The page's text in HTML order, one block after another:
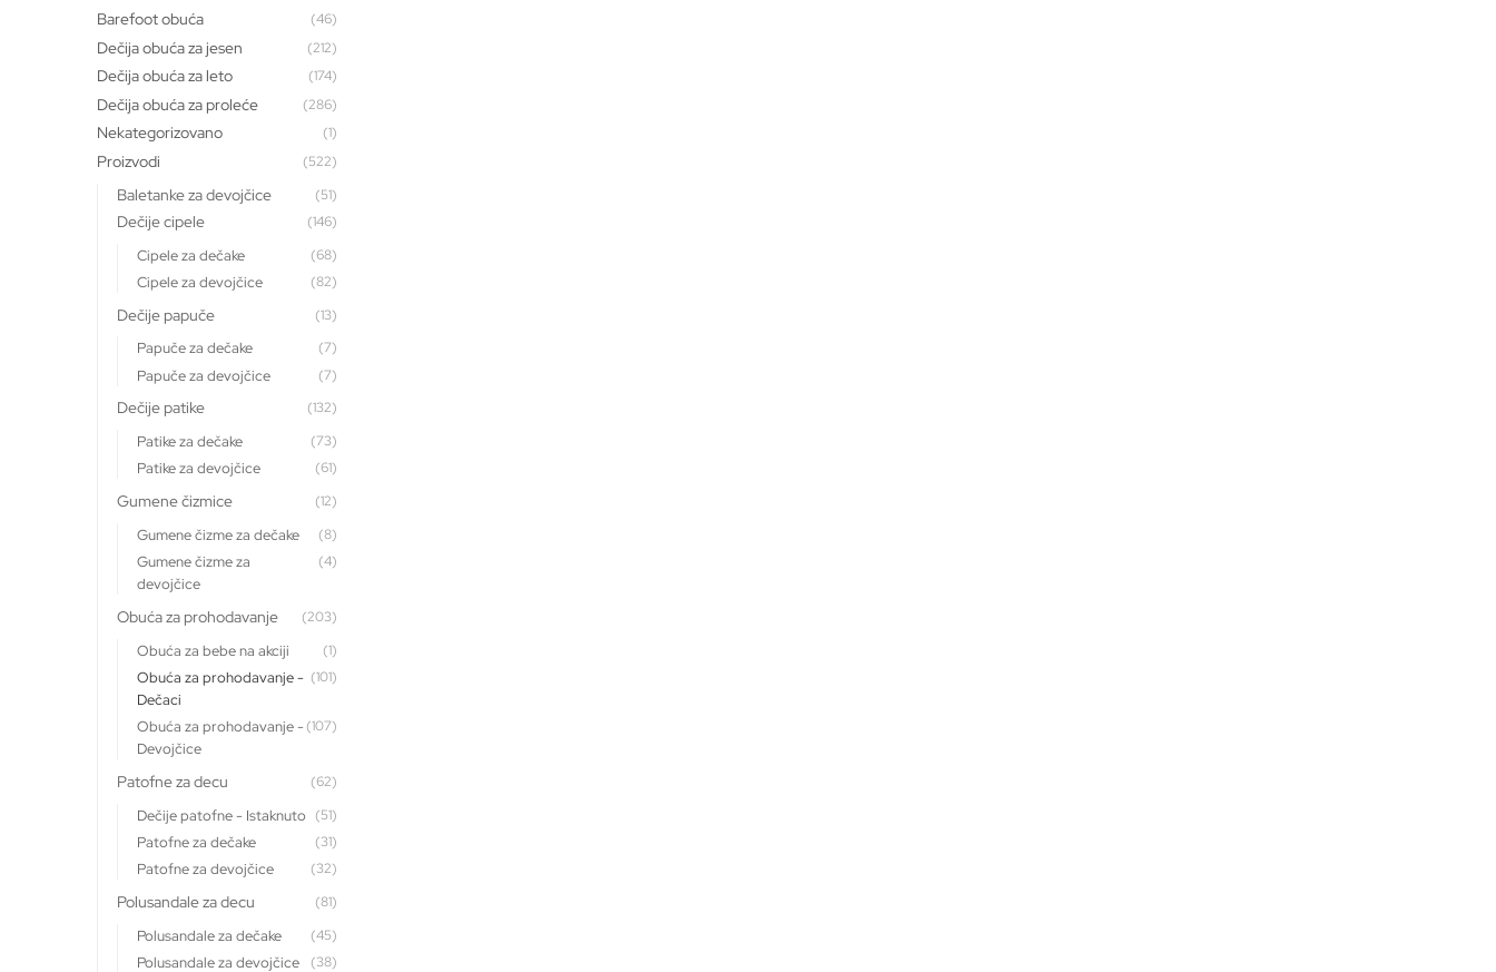
Barefoot obuća (46)
Dečija obuća za jesen (212)
Dečija obuća za leto (174)
Dečija obuća za proleće (286)
Nekategorizovano (1)
Proizvodi (522)
Baletanke za devojčice (51)
Dečije cipele (146)
Cipele za dečake (68)
Cipele za devojčice (82)
Dečije papuče (13)
Papuče za dečake (7)
Papuče za devojčice (7)
Dečije patike (132)
Patike za dečake (73)
Patike za devojčice (61)
Gumene čizmice (12)
Gumene čizme za dečake (8)
Gumene čizme za
devojčice
(4)
Obuća za prohodavanje (203)
Obuća za bebe na akciji (1)
Obuća za prohodavanje -
Dečaci
(101)
Obuća za prohodavanje -
Devojčice
(107)
Patofne za decu (62)
Dečije patofne - Istaknuto (51)
Patofne za dečake (31)
Patofne za devojčice (32)
Polusandale za decu (81)
Polusandale za dečake (45)
Polusandale za devojčice (38)